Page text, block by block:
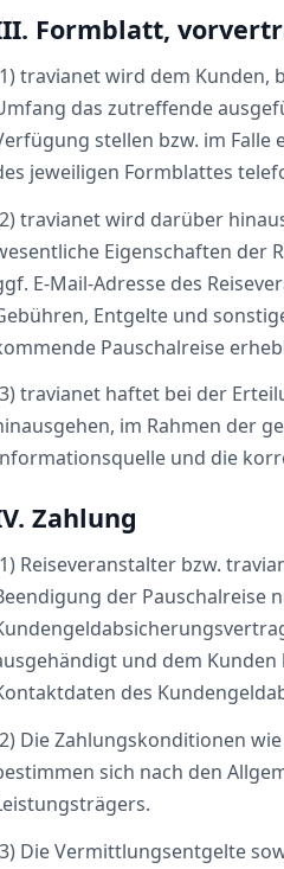
Formblatt,
travianet wird dem Kunden,
das zutreffende
stellen bzw. im
jeweiligen Formblattes
travianet wird darüber
Eigenschaften der
E-Mail-Adresse des
Entgelte und
Pauschalreise
travianet haftet bei der
im Rahmen der
und die
Zahlung
Reiseveranstalter bzw.
der Pauschalreise
und dem
des
Die Zahlungskonditionen
sich nach den
Die Vermittlungsentgelte